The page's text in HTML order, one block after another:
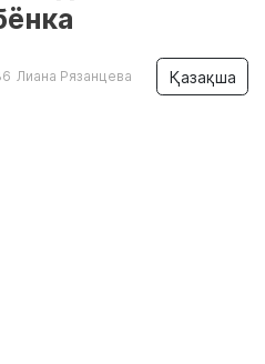
Лиана Рязанцева Қазақша